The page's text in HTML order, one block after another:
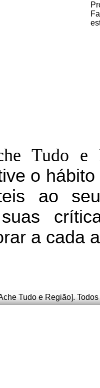
Tudo e
o
ao
a cada
Tudo e Região].